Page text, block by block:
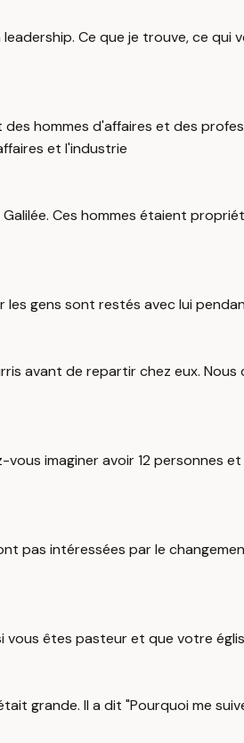
Ce que je trouve, ce
hommes d'affaires et des
et l'industrie
Ces hommes étaient
gens sont restés avec lui
avant de repartir chez eux.
imaginer avoir 12 personnes
pas intéressées par le
êtes pasteur et que votre
grande. Il a dit "Pourquoi me